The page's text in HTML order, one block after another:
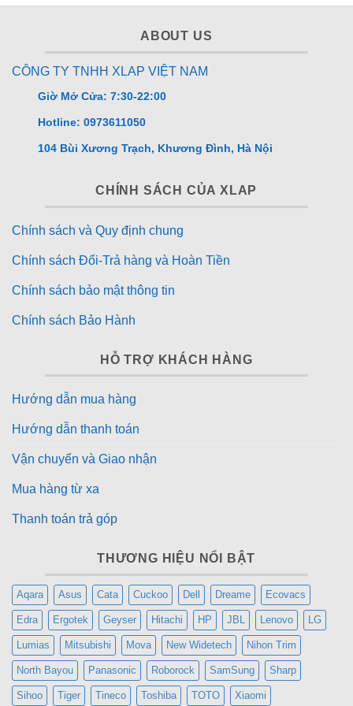
ABOUT US
CÔNG TY TNHH XLAP VIỆT NAM
Giờ Mở Cửa: 7:30-22:00
Hotline: 0973611050
104 Bùi Xương Trạch, Khương Đình, Hà Nội
CHÍNH SÁCH CỦA XLAP
Chính sách và Quy định chung
Chính sách Đổi-Trả hàng và Hoàn Tiền
Chính sách bảo mật thông tin
Chính sách Bảo Hành
HỖ TRỢ KHÁCH HÀNG
Hướng dẫn mua hàng
Hướng dẫn thanh toán
Vận chuyển và Giao nhận
Mua hàng từ xa
Thanh toán trả góp
THƯƠNG HIỆU NỔI BẬT
Aqara Asus Cata Cuckoo Dell Dreame Ecovacs
Edra Ergotek Geyser Hitachi HP JBL Lenovo LG
Lumias Mitsubishi Mova New Widetech Nihon Trim
North Bayou Panasonic Roborock SamSung Sharp
Sihoo Tiger Tineco Toshiba TOTO Xiaomi